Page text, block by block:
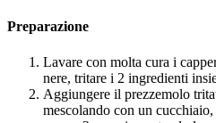
Preparazione
Lavare con molta cura i
nere, tritare i 2 ingredienti
Aggiungere il prezzemolo
mescolando con un